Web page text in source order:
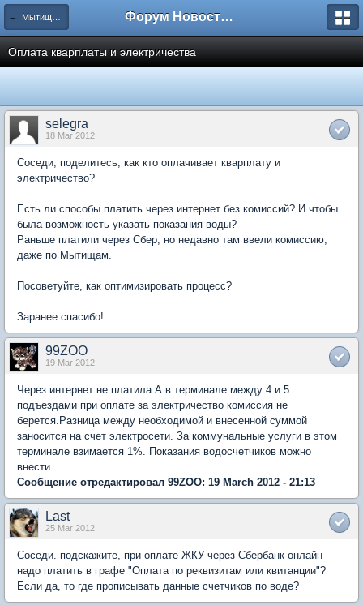
← Мытищи, Рождественская 7 Форум Новостройки
Оплата кварплаты и электричества
selegra
18 Mar 2012
Соседи, поделитесь, как кто оплачивает кварплату и
электричество?
Есть ли способы платить через интернет без комиссий? И чтобы
была возможность указать показания воды?
Раньше платили через Сбер, но недавно там ввели комиссию,
даже по Мытищам.
Посоветуйте, как оптимизировать процесс?
Заранее спасибо!
99ZOO
19 Mar 2012
Через интернет не платила.А в терминале между 4 и 5
подъездами при оплате за электричество комиссия не
берется.Разница между необходимой и внесенной суммой
заносится на счет электросети. За коммунальные услуги в этом
терминале взимается 1%. Показания водосчетчиков можно
внести.
Сообщение отредактировал 99ZOO: 19 March 2012 - 21:13
Last
25 Mar 2012
Соседи. подскажите, при оплате ЖКУ через Сбербанк-онлайн
надо платить в графе "Оплата по реквизитам или квитанции"?
Если да, то где прописывать данные счетчиков по воде?